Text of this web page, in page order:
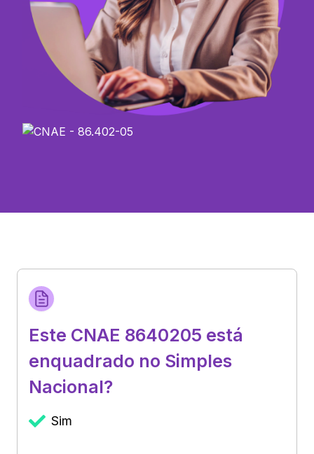
Este CNAE 8640205 está
enquadrado no Simples
Nacional?
Sim